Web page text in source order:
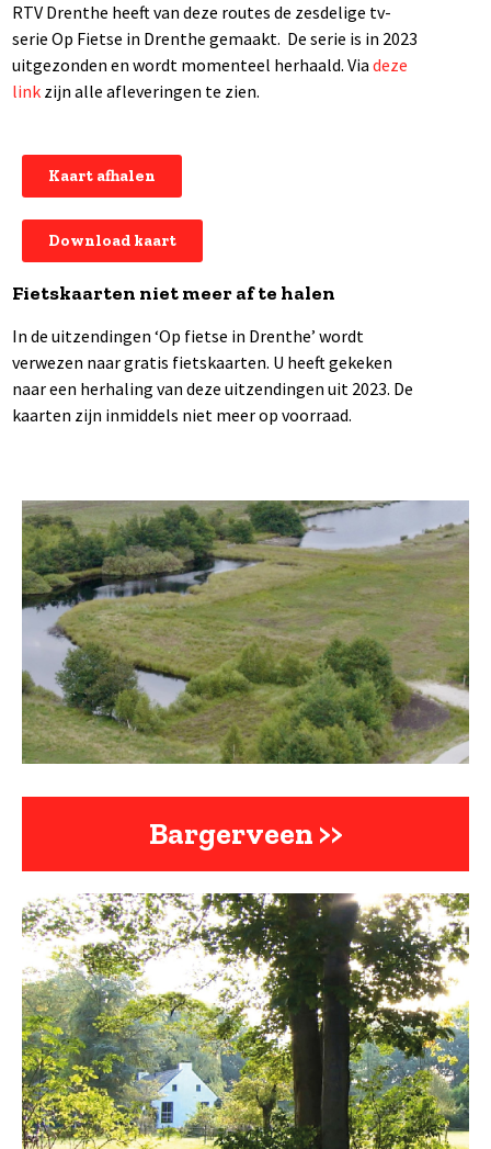
RTV Drenthe heeft van deze routes de zesdelige tv-
serie Op Fietse in Drenthe gemaakt. De serie is in 2023
uitgezonden en wordt momenteel herhaald. Via deze
link zijn alle afleveringen te zien.
Kaart afhalen
Download kaart
Fietskaarten niet meer af te halen
In de uitzendingen ‘Op fietse in Drenthe’ wordt
verwezen naar gratis fietskaarten. U heeft gekeken
naar een herhaling van deze uitzendingen uit 2023. De
kaarten zijn inmiddels niet meer op voorraad.
Bargerveen >>